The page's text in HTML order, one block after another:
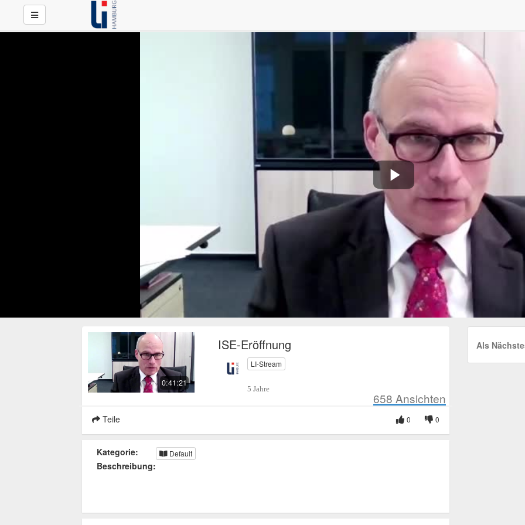
Play
Video
0:41:21
ISE-Eröffnung
LI-Stream
5 Jahre
658 Ansichten
Teile 0
0
Kategorie: Default
Beschreibung:
Als